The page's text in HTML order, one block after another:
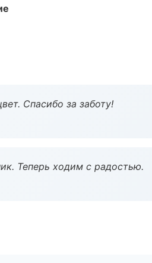
Спасибо за заботу!
Теперь ходим с радостью.